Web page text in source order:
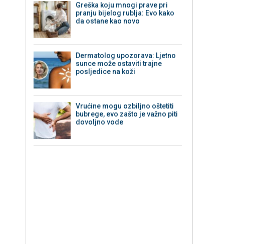
Greška koju mnogi prave pri
pranju bijelog rublja: Evo kako
da ostane kao novo
Dermatolog upozorava: Ljetno
sunce može ostaviti trajne
posljedice na koži
Vrućine mogu ozbiljno oštetiti
bubrege, evo zašto je važno piti
dovoljno vode